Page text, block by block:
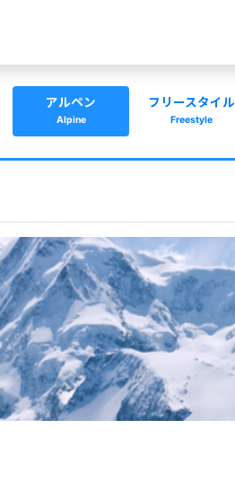
アルペン
Alpine
フリースタイル
Freestyle